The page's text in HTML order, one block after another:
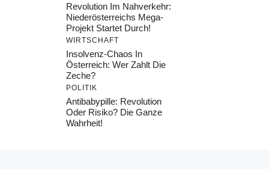
Revolution Im Nahverkehr:
Niederösterreichs Mega-
Projekt Startet Durch!
WIRTSCHAFT
Insolvenz-Chaos In
Österreich: Wer Zahlt Die
Zeche?
POLITIK
Antibabypille: Revolution
Oder Risiko? Die Ganze
Wahrheit!